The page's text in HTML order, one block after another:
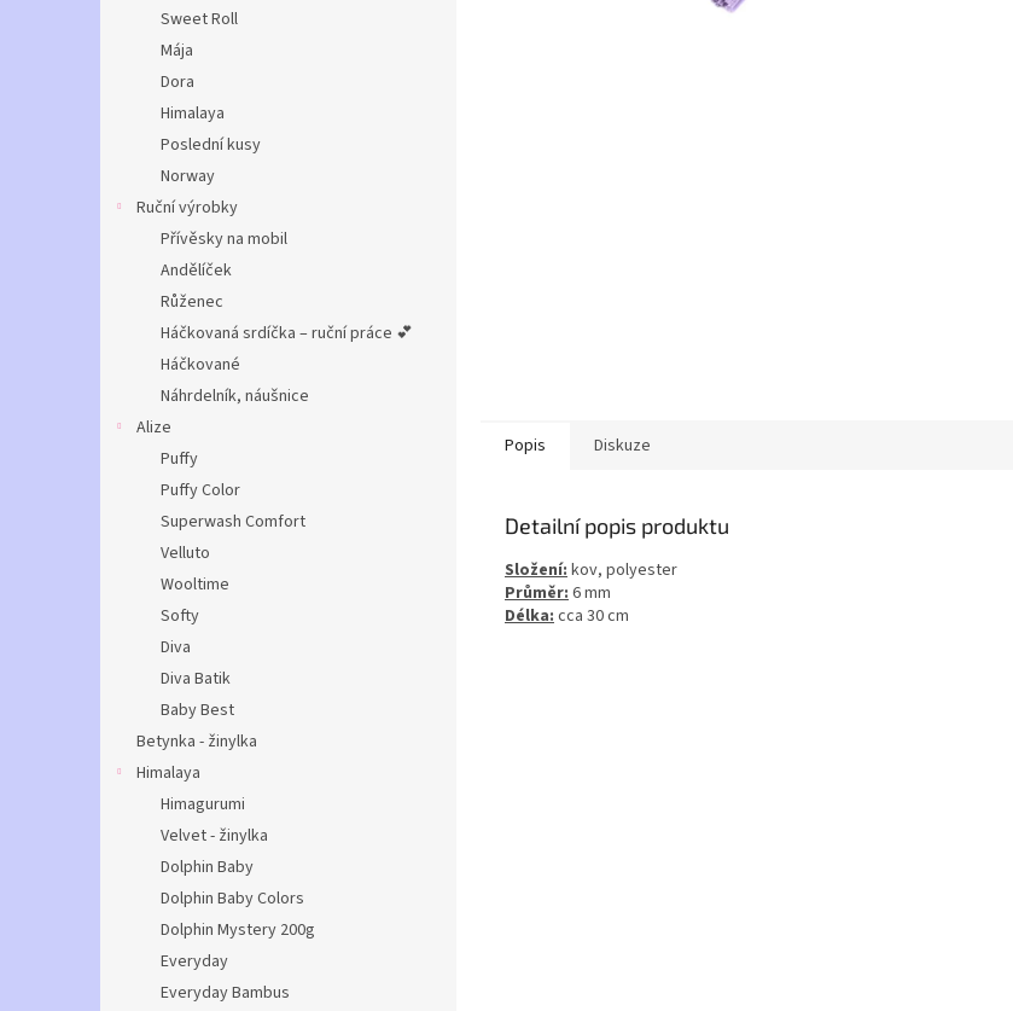
Sweet Roll
Mája
Dora
Himalaya
Poslední kusy
Norway
Ruční výrobky
Přívěsky na mobil
Andělíček
Růženec
Háčkovaná srdíčka – ruční práce 💕
Háčkované
Náhrdelník, náušnice
Alize
Puffy
Puffy Color
Superwash Comfort
Velluto
Wooltime
Softy
Diva
Diva Batik
Baby Best
Betynka - žinylka
Himalaya
Himagurumi
Velvet - žinylka
Dolphin Baby
Dolphin Baby Colors
Dolphin Mystery 200g
Everyday
Everyday Bambus
Popis Diskuze
Detailní popis produktu
Složení:kov, polyester
Průměr:6 mm
Délka:cca 30 cm